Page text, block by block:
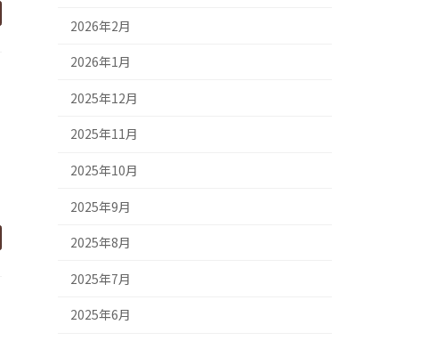
2026年2月
2026年1月
2025年12月
2025年11月
2025年10月
2025年9月
2025年8月
2025年7月
2025年6月